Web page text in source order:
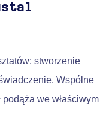
stworzenie
Wspólne
we właściwym